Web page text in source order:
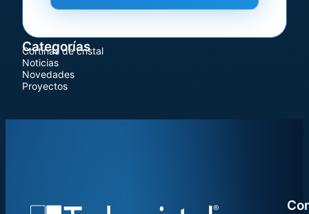
Categorías
Cortinas de cristal
Noticias
Novedades
Proyectos